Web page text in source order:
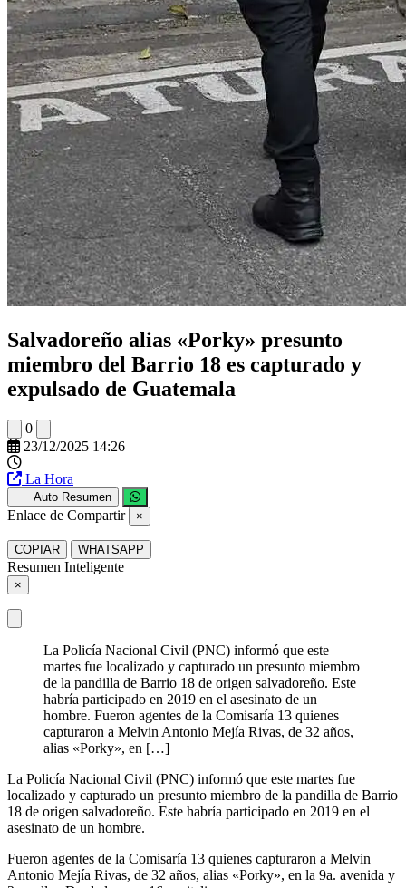
Salvadoreño alias «Porky» presunto
miembro del Barrio 18 es capturado y
expulsado de Guatemala
0
23/12/2025 14:26
La Hora
Auto Resumen
Enlace de Compartir ×
COPIAR WHATSAPP
Resumen Inteligente
×
La Policía Nacional Civil (PNC) informó que este
martes fue localizado y capturado un presunto miembro
de la pandilla de Barrio 18 de origen salvadoreño. Este
habría participado en 2019 en el asesinato de un
hombre. Fueron agentes de la Comisaría 13 quienes
capturaron a Melvin Antonio Mejía Rivas, de 32 años,
alias «Porky», en […]
La Policía Nacional Civil (PNC) informó que este martes fue
localizado y capturado un presunto miembro de la pandilla de Barrio
18 de origen salvadoreño. Este habría participado en 2019 en el
asesinato de un hombre.
Fueron agentes de la Comisaría 13 quienes capturaron a Melvin
Antonio Mejía Rivas, de 32 años, alias «Porky», en la 9a. avenida y